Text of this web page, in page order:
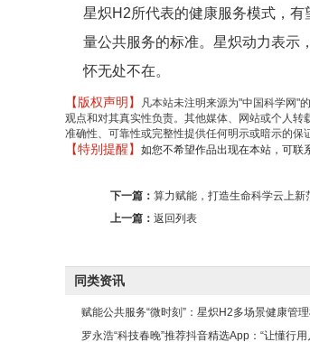
星炽H2所代表的健康服务模式，有
量公共服务的标准。星炽动力表示
怀无处不在。
【版权声明】
凡本站未注明来源为"中国科学网"
观点和对其真实性负责。其他媒体、网站或个人
准确性、可靠性或完整性提供任何明示或暗示的保
【特别提醒】 如您不希望作品出现在本站，可联
下一篇： 算力赋能，打造生命科学云上新
上一篇： 返回列表
同类资讯
赋能公共服务“微时刻”：星炽H2多场景健康管
罗永浩“科技春晚”推荐抖音精选App：“让懂行